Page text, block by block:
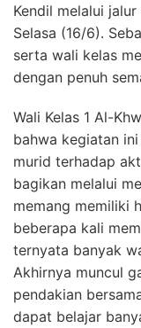
Kendil melalui
Selasa (16/6).
serta wali kelas
dengan penuh
Wali Kelas 1 Al-
bahwa kegiatan
murid terhadap
bagikan melalui
memang memiliki
beberapa kali
ternyata banyak
Akhirnya muncul
pendakian
dapat belajar